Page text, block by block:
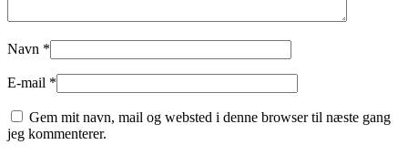
Navn *
E-mail *
Gem mit navn, mail og websted i denne browser til næste gang
jeg kommenterer.